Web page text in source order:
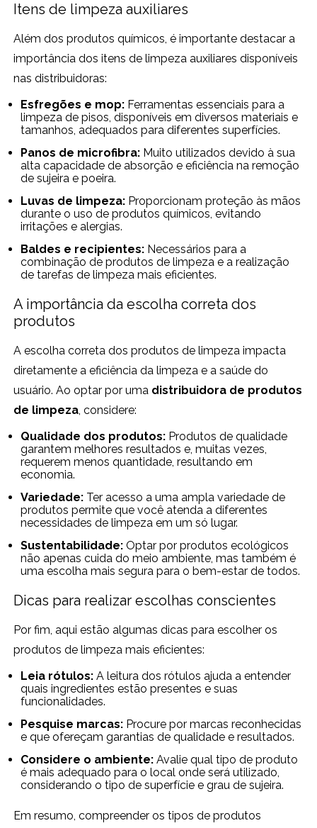
Itens de limpeza auxiliares
Além dos produtos químicos, é importante destacar a
importância dos itens de limpeza auxiliares disponíveis
nas distribuidoras:
Esfregões e mop: Ferramentas essenciais para a
limpeza de pisos, disponíveis em diversos materiais e
tamanhos, adequados para diferentes superfícies.
Panos de microfibra: Muito utilizados devido à sua
alta capacidade de absorção e eficiência na remoção
de sujeira e poeira.
Luvas de limpeza: Proporcionam proteção às mãos
durante o uso de produtos químicos, evitando
irritações e alergias.
Baldes e recipientes: Necessários para a
combinação de produtos de limpeza e a realização
de tarefas de limpeza mais eficientes.
A importância da escolha correta dos
produtos
A escolha correta dos produtos de limpeza impacta
diretamente a eficiência da limpeza e a saúde do
usuário. Ao optar por uma distribuidora de produtos
de limpeza, considere:
Qualidade dos produtos: Produtos de qualidade
garantem melhores resultados e, muitas vezes,
requerem menos quantidade, resultando em
economia.
Variedade: Ter acesso a uma ampla variedade de
produtos permite que você atenda a diferentes
necessidades de limpeza em um só lugar.
Sustentabilidade: Optar por produtos ecológicos
não apenas cuida do meio ambiente, mas também é
uma escolha mais segura para o bem-estar de todos.
Dicas para realizar escolhas conscientes
Por fim, aqui estão algumas dicas para escolher os
produtos de limpeza mais eficientes:
Leia rótulos: A leitura dos rótulos ajuda a entender
quais ingredientes estão presentes e suas
funcionalidades.
Pesquise marcas: Procure por marcas reconhecidas
e que ofereçam garantias de qualidade e resultados.
Considere o ambiente: Avalie qual tipo de produto
é mais adequado para o local onde será utilizado,
considerando o tipo de superfície e grau de sujeira.
Em resumo, compreender os tipos de produtos